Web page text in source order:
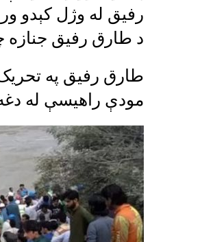
رفیق له وژل کېدو
د طارق رفیق
طارق رفیق په
مودې راهیسې له